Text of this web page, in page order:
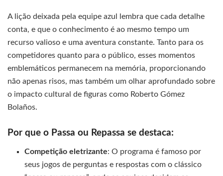
A lição deixada pela equipe azul lembra que cada detalhe
conta, e que o conhecimento é ao mesmo tempo um
recurso valioso e uma aventura constante. Tanto para os
competidores quanto para o público, esses momentos
emblemáticos permanecem na memória, proporcionando
não apenas risos, mas também um olhar aprofundado sobre
o impacto cultural de figuras como Roberto Gómez
Bolaños.
Por que o Passa ou Repassa se destaca:
Competição eletrizante: O programa é famoso por
seus jogos de perguntas e respostas com o clássico